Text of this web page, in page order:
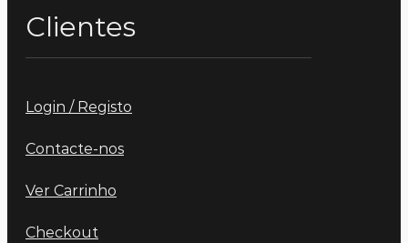
Clientes
Login / Registo
Contacte-nos
Ver Carrinho
Checkout